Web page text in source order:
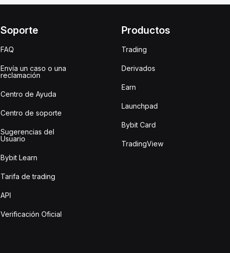
Soporte
FAQ
Envía un caso o una
reclamación
Centro de Ayuda
Centro de soporte
Sugerencias del
Usuario
Bybit Learn
Tarifa de trading
API
Verificación Oficial
Productos
Trading
Derivados
Earn
Launchpad
Bybit Card
TradingView